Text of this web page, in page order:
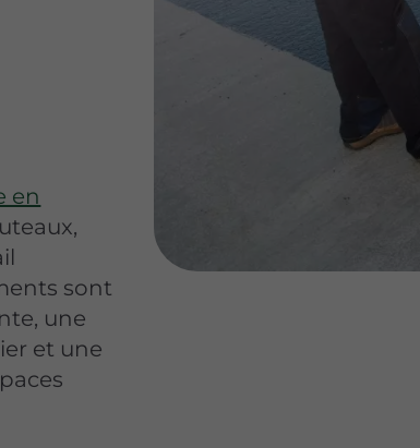
en
sont
une
et une